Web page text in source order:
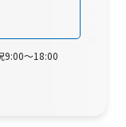
～18:00